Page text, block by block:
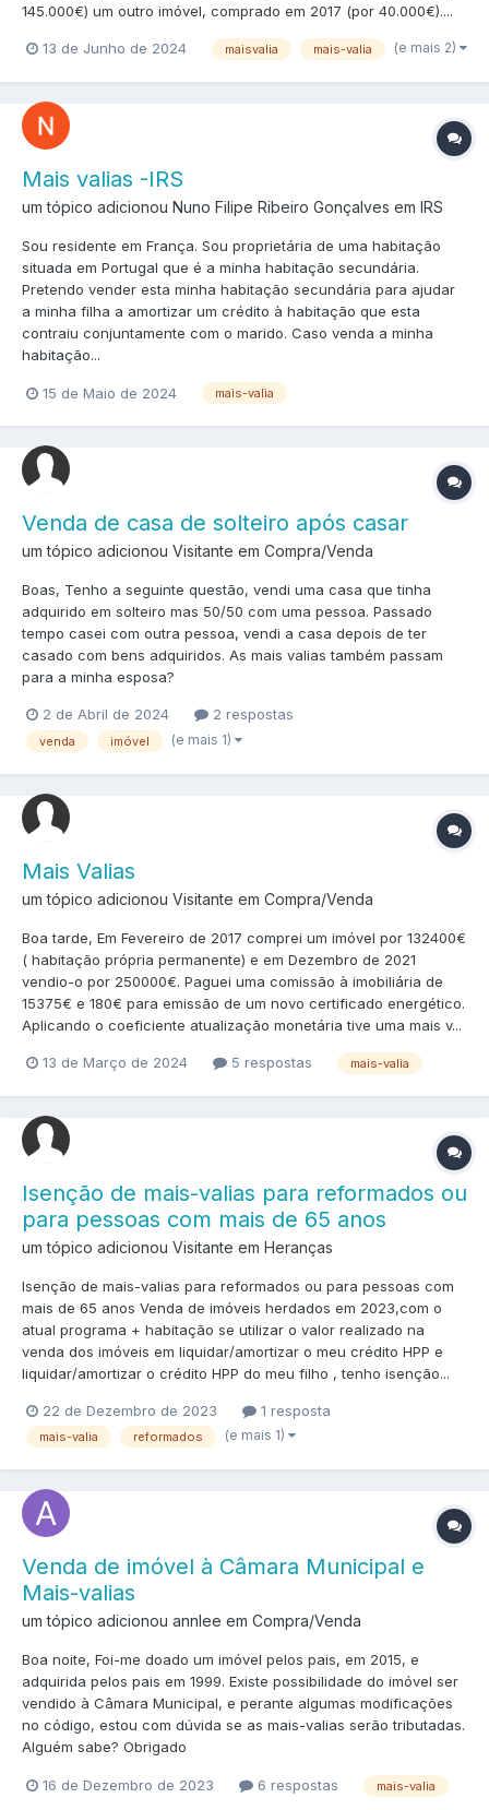
145.000€) um outro imóvel, comprado em 2017 (por 40.000€)....
13 de Junho de 2024 maisvalia mais-valia (e mais 2)
Mais valias -IRS
um tópico adicionou Nuno Filipe Ribeiro Gonçalves em IRS
Sou residente em França. Sou proprietária de uma habitação
situada em Portugal que é a minha habitação secundária.
Pretendo vender esta minha habitação secundária para ajudar
a minha filha a amortizar um crédito à habitação que esta
contraiu conjuntamente com o marido. Caso venda a minha
habitação...
15 de Maio de 2024 mais-valia
Venda de casa de solteiro após casar
um tópico adicionou Visitante em Compra/Venda
Boas, Tenho a seguinte questão, vendi uma casa que tinha
adquirido em solteiro mas 50/50 com uma pessoa. Passado
tempo casei com outra pessoa, vendi a casa depois de ter
casado com bens adquiridos. As mais valias também passam
para a minha esposa?
2 de Abril de 2024 2 respostas
venda imóvel (e mais 1)
Mais Valias
um tópico adicionou Visitante em Compra/Venda
Boa tarde, Em Fevereiro de 2017 comprei um imóvel por 132400€
( habitação própria permanente) e em Dezembro de 2021
vendio-o por 250000€. Paguei uma comissão à imobiliária de
15375€ e 180€ para emissão de um novo certificado energético.
Aplicando o coeficiente atualização monetária tive uma mais v...
13 de Março de 2024 5 respostas mais-valia
Isenção de mais-valias para reformados ou
para pessoas com mais de 65 anos
um tópico adicionou Visitante em Heranças
Isenção de mais-valias para reformados ou para pessoas com
mais de 65 anos Venda de imóveis herdados em 2023,com o
atual programa + habitação se utilizar o valor realizado na
venda dos imóveis em liquidar/amortizar o meu crédito HPP e
liquidar/amortizar o crédito HPP do meu filho , tenho isenção...
22 de Dezembro de 2023 1 resposta
mais-valia reformados (e mais 1)
Venda de imóvel à Câmara Municipal e
Mais-valias
um tópico adicionou annlee em Compra/Venda
Boa noite, Foi-me doado um imóvel pelos pais, em 2015, e
adquirida pelos pais em 1999. Existe possibilidade do imóvel ser
vendido à Câmara Municipal, e perante algumas modificações
no código, estou com dúvida se as mais-valias serão tributadas.
Alguém sabe? Obrigado
16 de Dezembro de 2023 6 respostas mais-valia